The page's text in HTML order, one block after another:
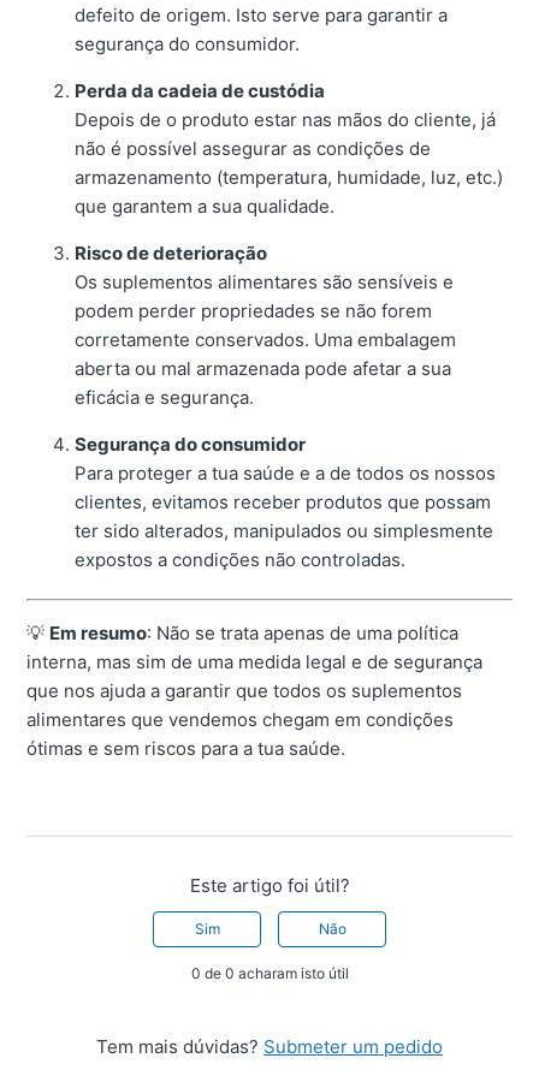
defeito de origem. Isto serve para garantir a
segurança do consumidor.
Perda da cadeia de custódia
Depois de o produto estar nas mãos do cliente, já
não é possível assegurar as condições de
armazenamento (temperatura, humidade, luz, etc.)
que garantem a sua qualidade.
Risco de deterioração
Os suplementos alimentares são sensíveis e
podem perder propriedades se não forem
corretamente conservados. Uma embalagem
aberta ou mal armazenada pode afetar a sua
eficácia e segurança.
Segurança do consumidor
Para proteger a tua saúde e a de todos os nossos
clientes, evitamos receber produtos que possam
ter sido alterados, manipulados ou simplesmente
expostos a condições não controladas.
💡 Em resumo: Não se trata apenas de uma política
interna, mas sim de uma medida legal e de segurança
que nos ajuda a garantir que todos os suplementos
alimentares que vendemos chegam em condições
ótimas e sem riscos para a tua saúde.
Este artigo foi útil?
Sim Não
0 de 0 acharam isto útil
Tem mais dúvidas? Submeter um pedido